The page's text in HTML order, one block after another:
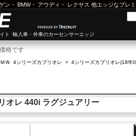
ン ・ BMW・ アウディ ・ レクサス 他エッジなプレ
ト 輸入車・外車のカーセンサーエッジ
格です
ＭＷ 4シリーズカブリオレ > 4シリーズカブリオレ(18年
オレ 440i ラグジュアリー